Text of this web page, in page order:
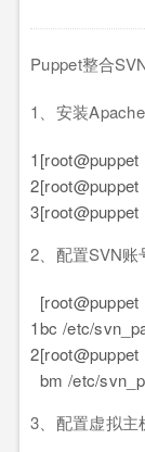
Puppet整合
1、安装Apache
1
2
3
2、配置SVN账
1
2
bc /etc/
bm /etc/
3、配置虚拟主